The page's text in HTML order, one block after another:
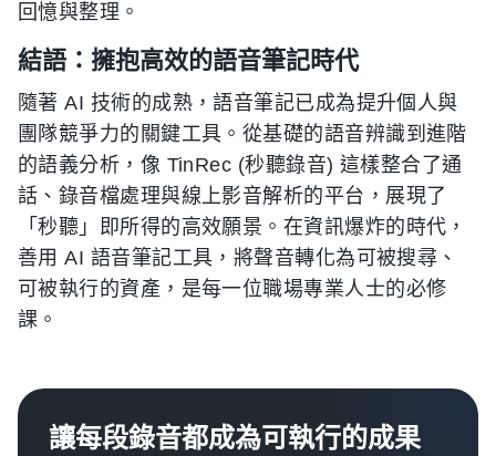
回憶與整理。
結語：擁抱高效的語音筆記時代
隨著 AI 技術的成熟，語音筆記已成為提升個人與
團隊競爭力的關鍵工具。從基礎的語音辨識到進階
的語義分析，像 TinRec (秒聽錄音) 這樣整合了通
話、錄音檔處理與線上影音解析的平台，展現了
「秒聽」即所得的高效願景。在資訊爆炸的時代，
善用 AI 語音筆記工具，將聲音轉化為可被搜尋、
可被執行的資產，是每一位職場專業人士的必修
課。
讓每段錄音都成為可執行的成果